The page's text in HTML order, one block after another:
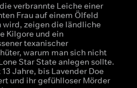
verbrannte Leiche einer
Frau auf einem Ölfeld
wird, zeigen die ländliche
Kilgore und ein
texanischer
warum man sich nicht
Star State anlegen sollte.
13 Jahre, bis Lavender Doe
und ihr gefühlloser Mörder